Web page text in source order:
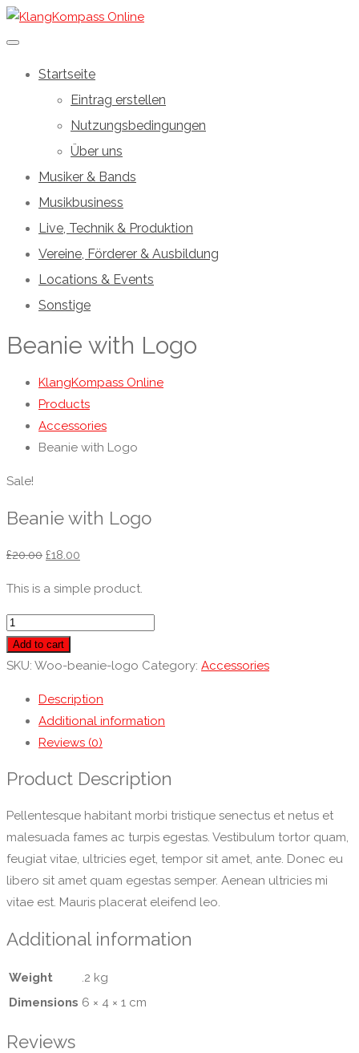
Startseite
Eintrag erstellen
Nutzungsbedingungen
Über uns
Musiker & Bands
Musikbusiness
Live, Technik & Produktion
Vereine, Förderer & Ausbildung
Locations & Events
Sonstige
Beanie with Logo
KlangKompass Online
Products
Accessories
Beanie with Logo
Sale!
Beanie with Logo
£20.00 £18.00
This is a simple product.
Beanie
with
Logo
Add to cart
SKU: Woo-beanie-logo Category: Accessories
Description
Additional information
Reviews (0)
Product Description
Pellentesque habitant morbi tristique senectus et netus et
malesuada fames ac turpis egestas. Vestibulum tortor quam,
feugiat vitae, ultricies eget, tempor sit amet, ante. Donec eu
libero sit amet quam egestas semper. Aenean ultricies mi
vitae est. Mauris placerat eleifend leo.
Additional information
Weight
.2 kg
Dimensions 6 × 4 × 1 cm
Reviews